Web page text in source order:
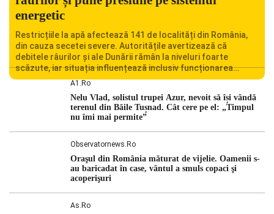
energetic
Restricțiile la apă afectează 141 de localități din România,
din cauza secetei severe. Autoritățile avertizează că
debitele râurilor și ale Dunării rămân la niveluri foarte
scăzute, iar situația influențează inclusiv funcționarea
Centralei Nucleare de la Cernavodă. România se confruntă
hidrologic din ultimii ani. Lipsa […]
A1.ro
Nelu Vlad, solistul trupei Azur, nevoit să își vândă
terenul din Băile Tușnad. Cât cere pe el: „Timpul
nu îmi mai permite”
Observatornews.ro
Oraşul din România măturat de vijelie. Oamenii s-
au baricadat în case, vântul a smuls copaci şi
acoperişuri
As.ro